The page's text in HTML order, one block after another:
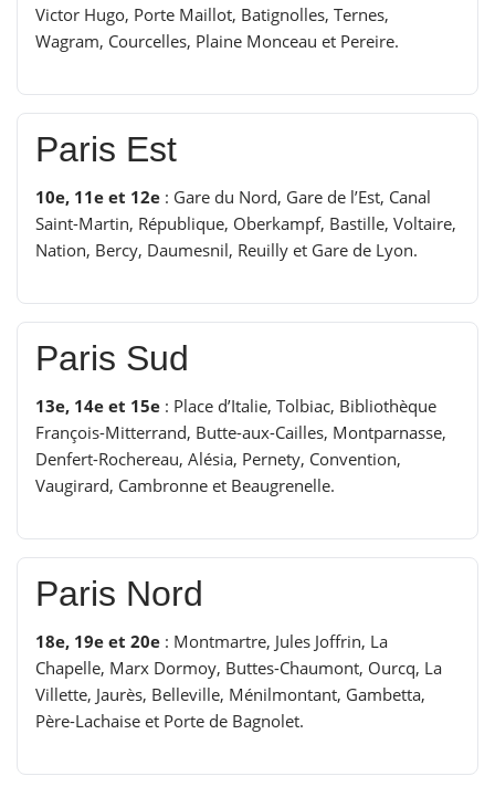
Victor Hugo, Porte Maillot, Batignolles, Ternes,
Wagram, Courcelles, Plaine Monceau et Pereire.
Paris Est
10e, 11e et 12e : Gare du Nord, Gare de l’Est, Canal
Saint-Martin, République, Oberkampf, Bastille, Voltaire,
Nation, Bercy, Daumesnil, Reuilly et Gare de Lyon.
Paris Sud
13e, 14e et 15e : Place d’Italie, Tolbiac, Bibliothèque
François-Mitterrand, Butte-aux-Cailles, Montparnasse,
Denfert-Rochereau, Alésia, Pernety, Convention,
Vaugirard, Cambronne et Beaugrenelle.
Paris Nord
18e, 19e et 20e : Montmartre, Jules Joffrin, La
Chapelle, Marx Dormoy, Buttes-Chaumont, Ourcq, La
Villette, Jaurès, Belleville, Ménilmontant, Gambetta,
Père-Lachaise et Porte de Bagnolet.